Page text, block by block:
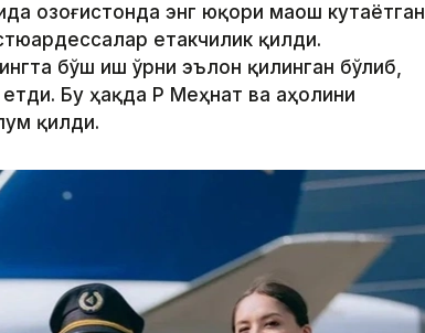
Қозоғистонда энг юқори маош кутаётган
етакчилик қилди.
бўш иш ўрни эълон қилинган бўлиб,
Бу ҳақда ҚР Меҳнат ва аҳолини
қилди.